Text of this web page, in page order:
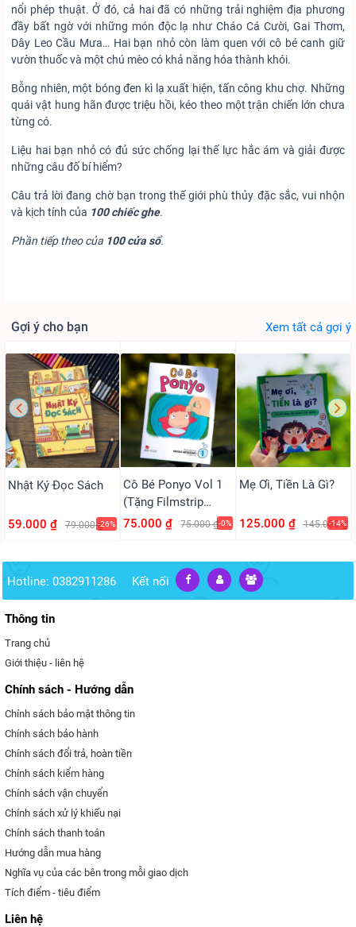
nổi phép thuật. Ở đó, cả hai đã có những trải nghiệm địa phương
đầy bất ngờ với những món độc lạ như Cháo Cá Cười, Gai Thơm,
Dây Leo Cầu Mưa… Hai bạn nhỏ còn làm quen với cô bé canh giữ
vườn thuốc và một chú mèo có khả năng hóa thành khói.
Bỗng nhiên, một bóng đen kì lạ xuất hiện, tấn công khu chợ. Những
quái vật hung hãn được triệu hồi, kéo theo một trận chiến lớn chưa
từng có.
Liệu hai bạn nhỏ có đủ sức chống lại thế lực hắc ám và giải được
những câu đố bí hiểm?
Câu trả lời đang chờ bạn trong thế giới phù thủy đặc sắc, vui nhộn
và kịch tính của 100 chiếc ghe.
Phần tiếp theo của 100 cửa sổ.
Gợi ý cho bạn Xem tất cả gợi ý
Nhật Ký Đọc Sách
59.000 ₫ 79.000 ₫-26%
Cô Bé Ponyo Vol 1
(Tặng Filmstrip
PVC)
75.000 ₫ 75.000 ₫-0%
Mẹ Ơi, Tiền Là Gì?
125.000 ₫ 145.000 ₫
-14%
Hotline: 0382911286 Kết nối
Thông tin
Trang chủ
Giới thiệu - liên hệ
Chính sách - Hướng dẫn
Chính sách bảo mật thông tin
Chính sách bảo hành
Chính sách đổi trả, hoàn tiền
Chính sách kiểm hàng
Chính sách vận chuyển
Chính sách xử lý khiếu nại
Chính sách thanh toán
Hướng dẫn mua hàng
Nghĩa vụ của các bên trong mỗi giao dịch
Tích điểm - tiêu điểm
Liên hệ